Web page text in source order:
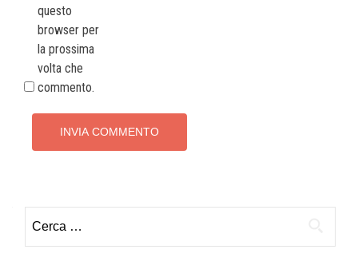
questo
browser per
la prossima
volta che
commento.
per: